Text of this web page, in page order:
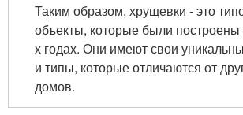
Таким образом, хрущевки - это
объекты, которые были
х годах. Они имеют свои
и типы, которые отличаются от
домов.